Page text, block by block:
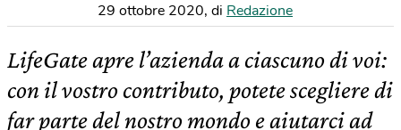
29 ottobre 2020, di Redazione
LifeGate apre l’azienda a ciascuno di voi:
con il vostro contributo, potete scegliere di
far parte del nostro mondo e aiutarci ad